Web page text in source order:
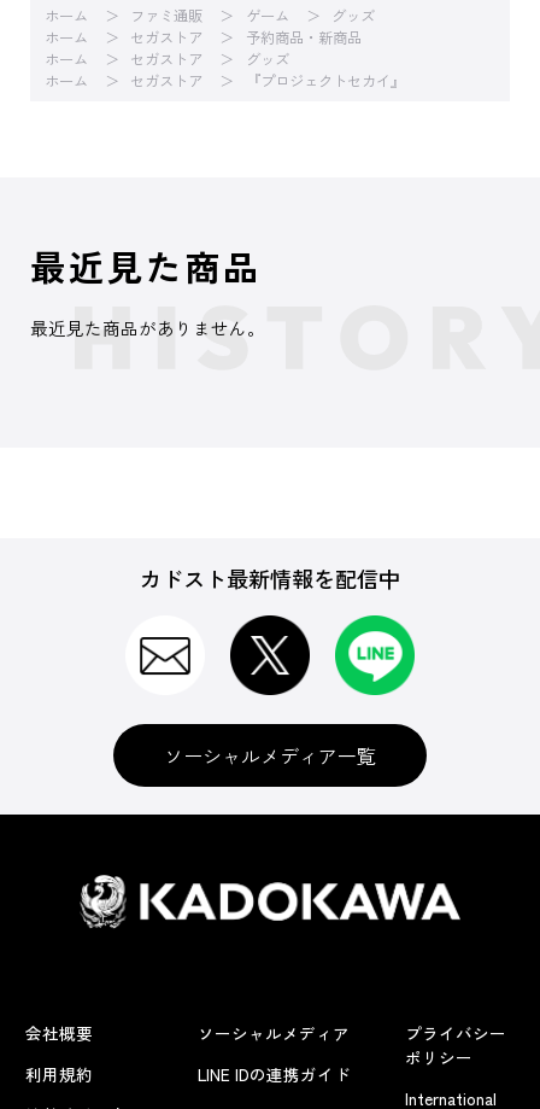
ホーム ファミ通販 ゲーム
グッズ
ホーム
セガストア
予約商品・新商品
ホーム
セガストア
グッズ
ホーム
セガストア 『プロジェクトセカイ』
最近見た商品
最近見た商品がありません。
カドスト最新情報を配信中
ソーシャルメディア一覧
会社概要
利用規約
ソーシャルメディア
LINE IDの連携ガイド
プライバシー
ポリシー
International